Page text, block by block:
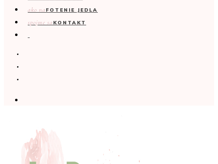
ako na FOTENIE JEDLA
spojme sa KONTAKT